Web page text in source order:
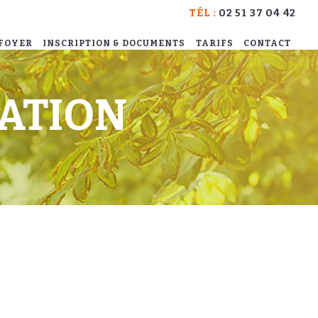
INSCRIPTION & DOCUMENTS TARIFS CONTACT
TÉL : 02 51 37 04 42